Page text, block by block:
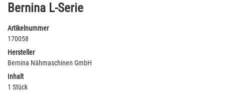
Bernina L-Serie
Artikelnummer
170058
Hersteller
Bernina Nähmaschinen GmbH
Inhalt
1 Stück